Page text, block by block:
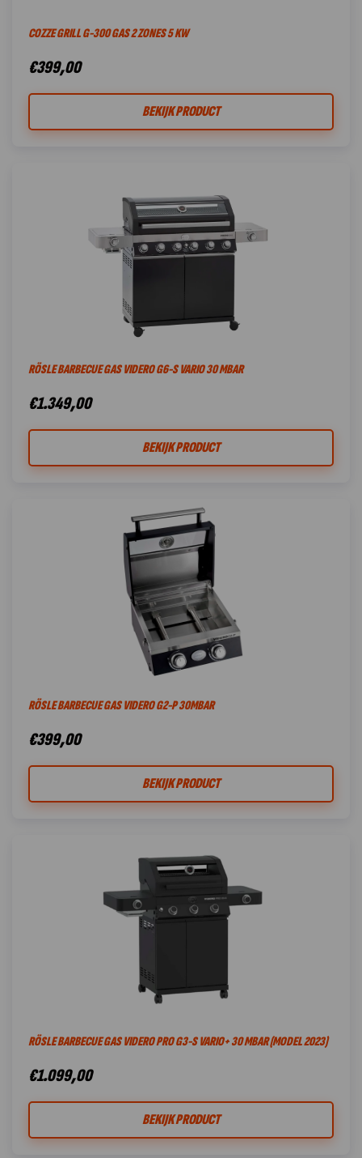
COZZE GRILL G-300 GAS 2 ZONES 5 KW
€399,00
BEKIJK PRODUCT
RÖSLE BARBECUE GAS VIDERO G6-S VARIO 30 MBAR
€1.349,00
BEKIJK PRODUCT
RÖSLE BARBECUE GAS VIDERO G2-P 30MBAR
€399,00
BEKIJK PRODUCT
RÖSLE BARBECUE GAS VIDERO PRO G3-S VARIO+ 30 MBAR (MODEL 2023)
€1.099,00
BEKIJK PRODUCT